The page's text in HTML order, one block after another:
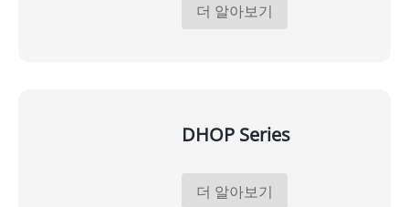
더 알아보기
DHOP Series
더 알아보기